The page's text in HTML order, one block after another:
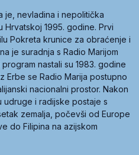
je, nevladina i nepolitička
1995. godine. Prvi
Pokreta krunice za obraćenje i
je suradnja s Radio Marijom
nastali su 1983. godine
Erbe se Radio Marija postupno
nacionalni prostor. Nakon
udruge i radijske postaje s
zemalja, počevši od Europe
do Filipina na azijskom